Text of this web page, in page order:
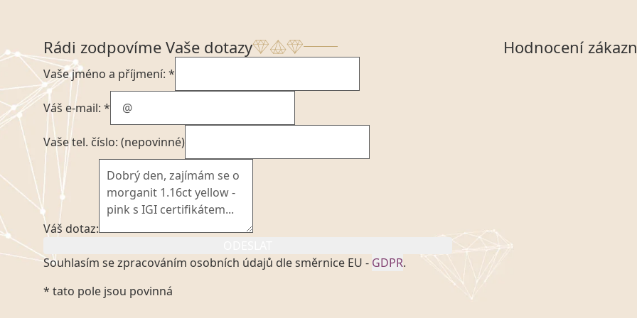
Rádi zodpovíme Vaše dotazy
Vaše jméno a příjmení: *
Váš e-mail: *
Vaše tel. číslo: (nepovinné)
Váš dotaz:
Souhlasím se zpracováním osobních údajů dle směrnice EU - GDPR.
Kliknutím na výše uvedený odkaz, v souladu se zákonem č. 101/2000 Sb. v
platném znění výslovně souhlasím se zpracováním a uchováním veškerých
* tato pole jsou povinná
Hodnocení